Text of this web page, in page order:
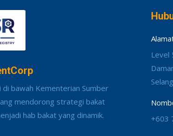
di bawah Kementerian Sumber
mendorong strategi bakat
hab bakat yang dinamik.
Level
+603